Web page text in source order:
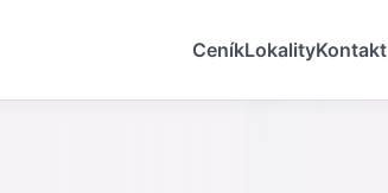
CeníkLokalityKontakt